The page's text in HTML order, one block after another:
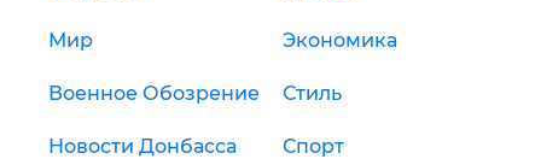
Мир Экономика
Военное Обозрение Стиль
Новости Донбасса Спорт